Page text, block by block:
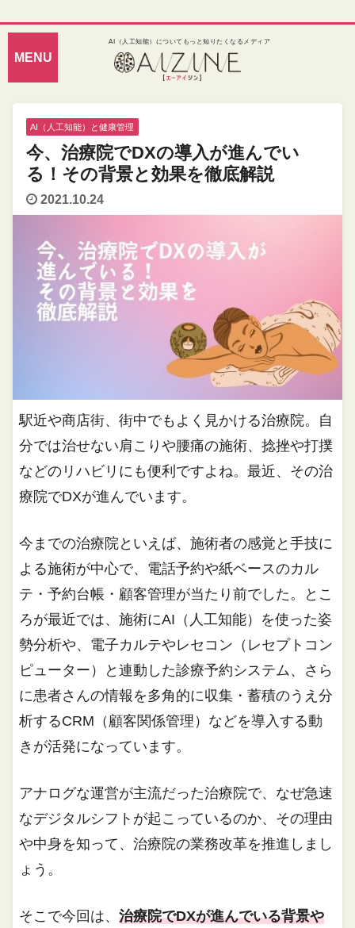
AI（人工知能）についてもっと知りたくなるメディア
AI（人工知能）と健康管理
今、治療院でDXの導入が進んでい
る！その背景と効果を徹底解説
2021.10.24
駅近や商店街、街中でもよく見かける治療院。自
分では治せない肩こりや腰痛の施術、捻挫や打撲
などのリハビリにも便利ですよね。最近、その治
療院でDXが進んでいます。
今までの治療院といえば、施術者の感覚と手技に
よる施術が中心で、電話予約や紙ベースのカル
テ・予約台帳・顧客管理が当たり前でした。とこ
ろが最近では、施術にAI（人工知能）を使った姿
勢分析や、電子カルテやレセコン（レセプトコン
ピューター）と連動した診療予約システム、さら
に患者さんの情報を多角的に収集・蓄積のうえ分
析するCRM（顧客関係管理）などを導入する動
きが活発になっています。
アナログな運営が主流だった治療院で、なぜ急速
なデジタルシフトが起こっているのか、その理由
や中身を知って、治療院の業務改革を推進しまし
ょう。
そこで今回は、治療院でDXが進んでいる背景や